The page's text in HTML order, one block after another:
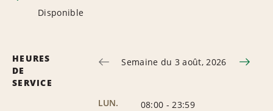
Disponible
HEURES
DE
SERVICE
Semaine du 3 août, 2026
LUN. 08:00 - 23:59